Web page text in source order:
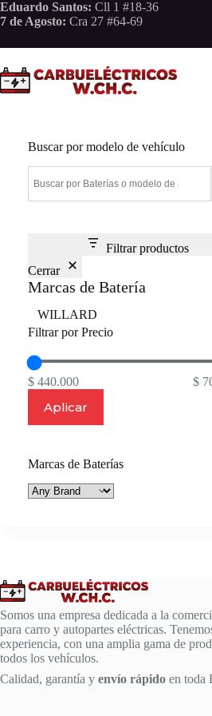
Saltar
al
Eduardo Santos: Cll 1 #18-36
7 de Agosto: Cra 27 #64-69
Buscar por modelo de vehículo
Filtrar productos
Cerrar
Marcas de Batería
Marca
WILLARD
Filtrar por Precio
$ 440.000 $
Aplicar
Marcas de Baterías
Somos una empresa dedicada a la
para carro y autopartes eléctricas.
experiencia, con una amplia gama de
todos los vehículos.
Calidad, garantía y envío rápido en toda